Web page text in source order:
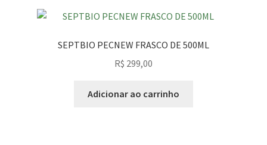
SEPTBIO PECNEW FRASCO DE 500ML
R$ 299,00
Adicionar ao carrinho